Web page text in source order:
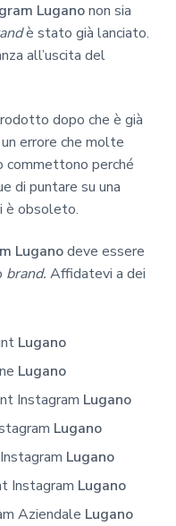
Luganonon sia
è stato già lanciato.
all’uscita del
dopo che è già
errore che molte
commettono perché
di puntare su una
è obsoleto.
Luganodeve essere
brand. Affidatevi a dei
Lugano
Lugano
Instagram Lugano
Lugano
Lugano
Instagram Lugano
Aziendale Lugano